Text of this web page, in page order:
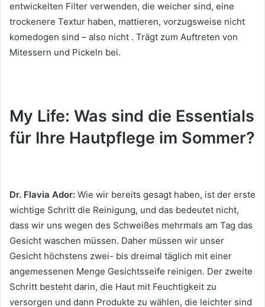
entwickelten Filter verwenden, die weicher sind, eine
trockenere Textur haben, mattieren, vorzugsweise nicht
komedogen sind – also nicht . Trägt zum Auftreten von
Mitessern und Pickeln bei.
My Life: Was sind die Essentials
für Ihre Hautpflege im Sommer?
Dr. Flavia Ador: Wie wir bereits gesagt haben, ist der erste
wichtige Schritt die Reinigung, und das bedeutet nicht,
dass wir uns wegen des Schweißes mehrmals am Tag das
Gesicht waschen müssen. Daher müssen wir unser
Gesicht höchstens zwei- bis dreimal täglich mit einer
angemessenen Menge Gesichtsseife reinigen. Der zweite
Schritt besteht darin, die Haut mit Feuchtigkeit zu
versorgen und dann Produkte zu wählen, die leichter sind